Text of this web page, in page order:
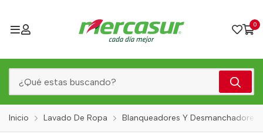
0
Inicio Lavado De Ropa Blanqueadores Y Desmanchadores